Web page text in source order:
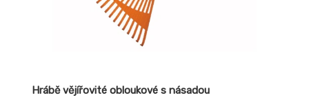
Hrábě vějířovité obloukové s násadou